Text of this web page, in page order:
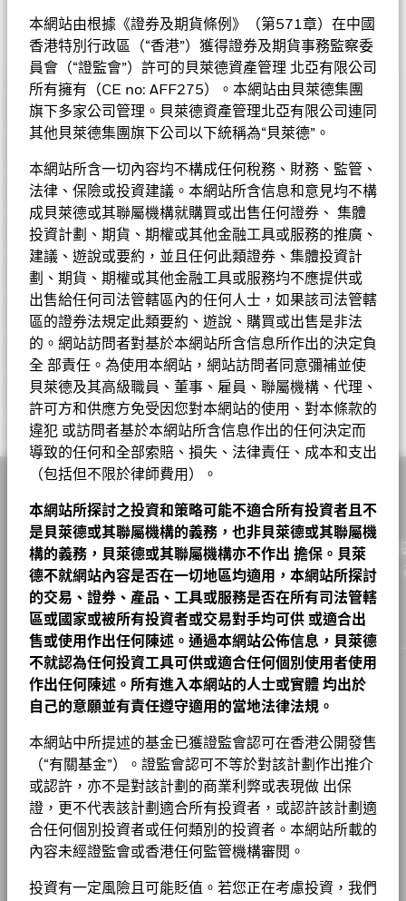
本網站由根據《證券及期貨條例》（第571章）在中國
香港特別行政區（“香港”）獲得證券及期貨事務監察委
員會（“證監會”）許可的貝萊德資產管理 北亞有限公司
所有擁有（CE no: AFF275）。本網站由貝萊德集團
旗下多家公司管理。貝萊德資產管理北亞有限公司連同
其他貝萊德集團旗下公司以下統稱為“貝萊德”。
本網站所含一切內容均不構成任何稅務、財務、監管、
法律、保險或投資建議。本網站所含信息和意見均不構
成貝萊德或其聯屬機構就購買或出售任何證券、 集體
投資計劃、期貨、期權或其他金融工具或服務的推廣、
建議、遊說或要約，並且任何此類證券、集體投資計
劃、期貨、期權或其他金融工具或服務均不應提供或
出售給任何司法管轄區內的任何人士，如果該司法管轄
區的證券法規定此類要約、遊說、購買或出售是非法
的。網站訪問者對基於本網站所含信息所作出的決定負
全 部責任。為使用本網站，網站訪問者同意彌補並使
貝萊德及其高級職員、董事、雇員、聯屬機構、代理、
許可方和供應方免受因您對本網站的使用、對本條款的
違犯 或訪問者基於本網站所含信息作出的任何決定而
導致的任何和全部索賠、損失、法律責任、成本和支出
（包括但不限於律師費用）。
本網站所探討之投資和策略可能不適合所有投資者且不
是貝萊德或其聯屬機構的義務，也非貝萊德或其聯屬機
構的義務，貝萊德或其聯屬機構亦不作出 擔保。貝萊
德不就網站內容是否在一切地區均適用，本網站所探討
的交易、證券、產品、工具或服務是否在所有司法管轄
區或國家或被所有投資者或交易對手均可供 或適合出
售或使用作出任何陳述。通過本網站公佈信息，貝萊德
不就認為任何投資工具可供或適合任何個別使用者使用
作出任何陳述。所有進入本網站的人士或實體 均出於
自己的意願並有責任遵守適用的當地法律法規。
本網站中所提述的基金已獲證監會認可在香港公開發售
（“有關基金”）。證監會認可不等於對該計劃作出推介
或認許，亦不是對該計劃的商業利弊或表現做 出保
證，更不代表該計劃適合所有投資者，或認許該計劃適
合任何個別投資者或任何類別的投資者。本網站所載的
內容未經證監會或香港任何監管機構審閱。
投資有一定風險且可能貶值。若您正在考慮投資，我們
差虧損或會減少派付的股息。在未扣除開支之下派付股息，可產生
更多可供分派的收入。然而，這些股份實際上可能從資本派付股
息，可能相等於投資者獲得部分原投資額回報或資本收益。所有宣
派股息均會導致股份於除息日的每股資產淨值即時減少。
• 基金可運用衍生工具作對沖及投資用途。然而，不會廣泛用作
投資用途。基金在使用衍生工具時可能蒙受損失。
• 基金價值可升可跌，且可於短期內反覆，投資者或有可能損失
• 投資者不應單憑此文件作投資決定。投資者應參閱基金章程及
產品資料概要以了解風險因素等詳情。
括非投資級證券。基金的貨幣風險將靈活管理。
貝萊德亞洲老虎債券基金
基金的全部貨幣對沖股份類別使用金融衍生產品以對沖貨幣風險。
風險效應（亦稱為溢出）。該基金的管理公司將確保適當的程序得
以進行，以至對其他股份類別的風險效應減至最低。您只需直接在
基金名稱下方使用下拉式方框，即可查閱這基金內全部股份類別—
貨幣對沖股份類別會於股份類別的名稱中顯示「對沖」的字眼。此
外，如欲索取所有貨幣對沖股份類別的完整列表，應向基金管理公
司提出。
表現
圖表
查看圖表
派息紀錄
除淨日
派息
2026年7月31日
RMB 0.515500
2026年6月30日 RMB 0.515500
2026年5月29日 RMB 0.515500
2026年4月30日 RMB 0.515500
查看派息紀錄
表現
Chart
Bar chart with 2 data series.
The chart has 1 X axis displaying categories.
The chart has 1 Y axis displaying Values. Range: 0 to 10.
Values
6
8
10
基金總值
截至 2026年8月5日
美元 2,031,811,030
基金成立日期
1996年2月2日
基準貨幣
USD
參考指標 1
摩根大通亞洲信貸指數
首次認購費
5.00%
ISIN
LU2644453024
表現費
0.00%
最低其後投資額
USD 1000
註冊地點
管理公司
BlackRock (Luxembourg) S.A.
交易結算日
交易日 + 3 日
彭博代號
BGATGA6
香港證監會認可ESG基金
否
股份成立日期
2023年8月2日
貨幣(本地)
CNH
資產類別
SFDR分類
其他
管理費
1.00%
管理費 (部分基金/股份類別包括
分銷費)
1.00%
最低首次投資額
收入用途
分配
基本因素及風險
持倉數目
截至 2026年6月30日
390
三年標準差
截至 -
到期收益率
截至 2026年6月30日
6.41
最差收益率
截至 2026年6月30日
6.33
加權平均到期日
截至 2026年6月30日
4.81
截至 2026年7月31日
3年貝他係數
截至 -
修訂存續期
截至 2026年6月30日
4.95 yrs
有效存續期
截至 2026年6月30日
4.47
WAL to Worst
截至 2026年6月30日
4.81
持股
截至 2026年6月30日
成分股名稱 比重(%)
MUMBAI INTERNATIONAL AIRPORT LTD RegS
6.95 07/30/2029
1.21
POSCO INTERNATIONAL CORP RegS 5.125
06/29/2031
1.01
ACROPOLIS TRADE & INVESTMENTS PIK RegS
11.035 04/02/2028
CS TREASURY MANAGEMENT SERVICES P RegS 9
12/31/2079
0.97
NATIONAL AUSTRALIA BANK MTN RegS 5.7443
11/14/2035
0.96
PERUSAHAAN LISTRIK NEGARA (PERSERO MTN RegS
1.875 11/05/2031
0.88
RESURGENT TRADE & INVESTMENT LTD RegS 9.52
12/01/2027
0.88
02/03/2028
0.85
AM GREEN POWER BV RegS 11.3 03/31/2027
0.85
CONTINUUM ENERGY AURA PTE LTD RegS 9.5
02/24/2027
0.83
基金以主動方式管理，而其成分將會變動。所示持倉僅供說明用
投資分佈
截至 2026年6月30日
比重（%）
投資分佈 基金 基準
Net
金融
38.21
其他
14.91 4.94
9.97
公用事業
10.97 2.32
8.65
週期性消費
6.62 5.53
1.09
房地產
5.42 2.35
3.08
基礎產業
5.35 2.03
3.32
半主權
4.72 27.51
-22.79
現金及/或衍生產品
4.03 0.00
能源
2.76 1.06
1.71
資訊科技
2.46 5.82 -3.36
顯示全部
負比重可能是因特定情況（包括基金購入證券的交易和結算日時
工具（包括衍生工具）所致。投資分佈或會更改。 由於四捨五
價格及交易所
股份類別 貨幣 淨值 變動 變動(%) 資產淨值截至
A1
USD 10.21 0.02 0.20
2026年8月5日
A10
USD 10.37 0.01 0.10
2026年8月5日
A2 對沖股份
SGD 13.39 0.01 0.07
2026年8月5日
A2 對沖股份
HKD 91.16 0.12 0.13
2026年8月5日
A2 對沖股份
EUR 9.82 0.01 0.10
2026年8月5日
A3
USD 10.22 0.01 0.10
2026年8月5日
A3 對沖股份
AUD 8.16 0.01 0.12
2026年8月5日
A3 對沖股份
SGD 7.31 0.01 0.14
2026年8月5日
A3 對沖股份
NZD 8.73 0.02 0.23 2026年8月5日
1 至 10 全部: 33 Previous
1 2 3
除特別註明外，所有資料截至月底。
基金經理
Stephen Gough
Read More
Venn Saltirov
Read More
Yii Hui Wong
Read More
ESG 整合
ESG 整合
貝萊德在其投資過程中考量許多投資風險。出於為我們的客戶尋求
風險調整後的最佳回報，我們管理可能影響投資組合的重大風險和
機會，包括財務上重大的環境、社會和/或治理（ESG）數據或資
料（如有）。請參閱我們的《貝萊德ESG整合聲明》，以了解有關
此方法的更多資料，並參閱基金文件，以了解這些重大風險如何在
本産品中被考慮（如適用）。
相關文件
貝萊德亞洲老虎債券基金 A6 對沖股份 離岸人民
幣 基金
基金章程
貝萊德全球基金 – 基⾦產品資料概要
貝萊德亞洲老虎債券基金產品資料概要
BGF股息組成資料 (每月)
貝萊德全球基金 - 最新每季派息
作為一家全球投資管理公司及客戶的信託人，貝萊德致力為
實現財務幸福。自1999年以來，我們憑藉領先的金融科技，
戶提供理想的解決方案以協助他們達成其重要投資目標。
集團
新聞中心
投資者關係
法律通知
條款及細則